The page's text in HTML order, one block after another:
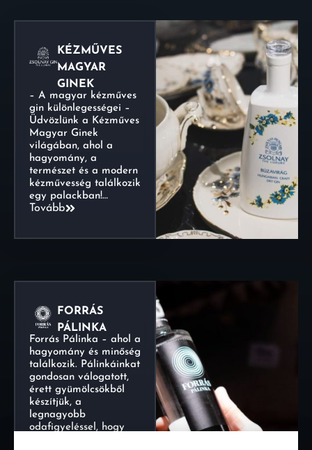
KÉZMŰVES
MAGYAR
GINEK
– A magyar kézműves
gin különlegességei –
Üdvözlünk a Kézműves
Magyar Ginek
világában, ahol a
hagyomány, a
természet és a modern
kézművesség találkozik
egy palackban!…
Tovább
FORRÁS
PÁLINKA
Forrás Pálinka – ahol a
hagyomány és minőség
találkozik. Pálinkáinkat
gondosan válogatott,
érett gyümölcsökből
készítjük, a
legnagyobb
odafigyeléssel, hogy